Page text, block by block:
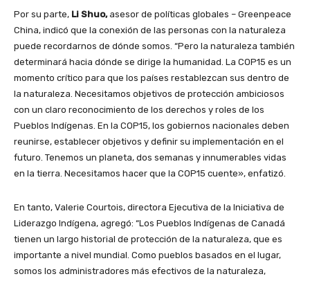
Por su parte, Li Shuo,asesor de políticas globales – Greenpeace
China, indicó que la conexión de las personas con la naturaleza
puede recordarnos de dónde somos. “Pero la naturaleza también
determinará hacia dónde se dirige la humanidad. La COP15 es un
momento crítico para que los países restablezcan sus dentro de
la naturaleza. Necesitamos objetivos de protección ambiciosos
con un claro reconocimiento de los derechos y roles de los
Pueblos Indígenas. En la COP15, los gobiernos nacionales deben
reunirse, establecer objetivos y definir su implementación en el
futuro. Tenemos un planeta, dos semanas y innumerables vidas
en la tierra. Necesitamos hacer que la COP15 cuente», enfatizó.
En tanto, Valerie Courtois, directora Ejecutiva de la Iniciativa de
Liderazgo Indígena, agregó: “Los Pueblos Indígenas de Canadá
tienen un largo historial de protección de la naturaleza, que es
importante a nivel mundial. Como pueblos basados ​​en el lugar,
somos los administradores más efectivos de la naturaleza,